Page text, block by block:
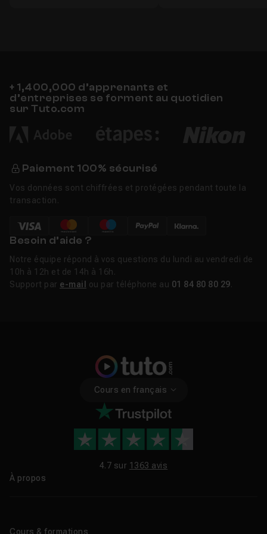
+ 1,400,000 d’apprenants et
d’entreprises se forment au quotidien
sur Tuto.com
Paiement 100% sécurisé
Vos données sont chiffrées et protégées pendant toute la
transaction.
Besoin d’aide ?
Notre équipe répond à vos questions du lundi au vendredi de
10h à 12h et de 14h à 16h.
Support par e-mail ou par téléphone au 01 84 80 80 29
Cours en français
4.7 sur 1363 avis
À propos
Cours & formations